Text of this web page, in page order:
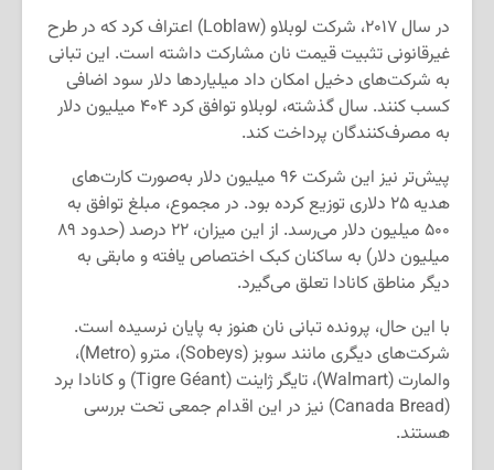
در سال ۲۰۱۷، شرکت لوبلاو (Loblaw) اعتراف کرد که در طرح
غیرقانونی تثبیت قیمت نان مشارکت داشته است. این تبانی
به شرکت‌های دخیل امکان داد میلیاردها دلار سود اضافی
کسب کنند. سال گذشته، لوبلاو توافق کرد ۴۰۴ میلیون دلار
به مصرف‌کنندگان پرداخت کند.
پیش‌تر نیز این شرکت ۹۶ میلیون دلار به‌صورت کارت‌های
هدیه ۲۵ دلاری توزیع کرده بود. در مجموع، مبلغ توافق به
۵۰۰ میلیون دلار می‌رسد. از این میزان، ۲۲ درصد (حدود ۸۹
میلیون دلار) به ساکنان کبک اختصاص یافته و مابقی به
دیگر مناطق کانادا تعلق می‌گیرد.
با این حال، پرونده تبانی نان هنوز به پایان نرسیده است.
شرکت‌های دیگری مانند سوبز (Sobeys)، مترو (Metro)،
والمارت (Walmart)، تایگر ژاینت (Tigre Géant) و کانادا برد
(Canada Bread) نیز در این اقدام جمعی تحت بررسی
هستند.